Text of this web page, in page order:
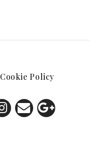
Cookie Policy